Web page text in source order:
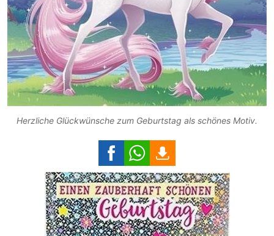
Herzliche Glückwünsche zum Geburtstag als schönes Motiv.